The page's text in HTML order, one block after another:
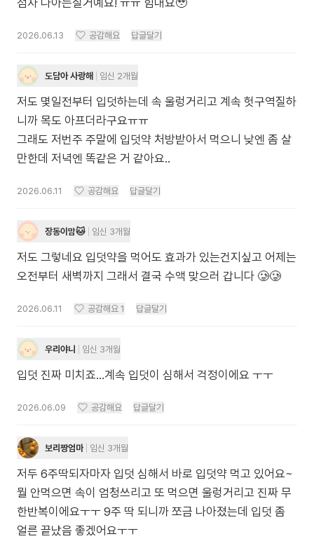
점차 나아는질거예요! ㅠㅠ 힘내요🥹
2026.06.13 공감해요 답글달기
도담아 사랑해 임신 2개월
저도 몇일전부터 입덧하는데 속 울렁거리고 계속 헛구역질하
니까 목도 아프더라구요ㅠㅠ
그래도 저번주 주말에 입덧약 처방받아서 먹으니 낮엔 좀 살
만한데 저녁엔 똑같은 거 같아요..
2026.06.11 공감해요 답글달기
장동이맘🐱 임신 3개월
저도 그렇네요 입덧약을 먹어도 효과가 있는건지싶고 어제는
오전부터 새벽까지 그래서 결국 수액 맞으러 갑니다 🥲🥲
2026.06.11 공감해요 1 답글달기
우리야니 임신 3개월
입덧 진짜 미치죠...계속 입덧이 심해서 걱정이에요 ㅜㅜ
2026.06.09 공감해요 답글달기
보리짱엄마 임신 3개월
저두 6주딱되자마자 입덧 심해서 바로 입덧약 먹고 있어요~
뭘 안먹으면 속이 엄청쓰리고 또 먹으면 울렁거리고 진짜 무
한반복이에요ㅜㅜ 9주 딱 되니까 쪼금 나아졌는데 입덧 좀
얼른 끝났음 좋겠어요ㅜㅜ